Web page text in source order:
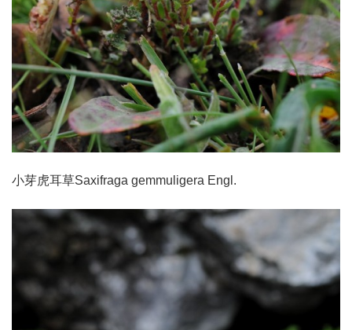
小芽虎耳草Saxifraga gemmuligera Engl.